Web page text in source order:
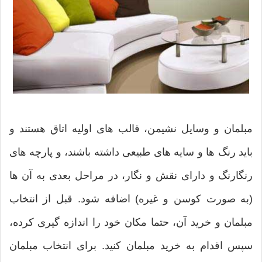
مبلمان و وسایل نشیمن، قالب های اولیه اتاق هستند و
باید رنگ ها و سایه های طبیعی داشته باشند، و پارچه های
رنگارنگ و دارای نقش و نگار، در مراحل بعدی به آن ها
(به صورت کوسن و غیره) اضافه شود. قبل از انتخاب
مبلمان و خرید آن، حتما مکان خود را اندازه گیری کرده،
سپس اقدام به خرید مبلمان کنید. برای انتخاب مبلمان